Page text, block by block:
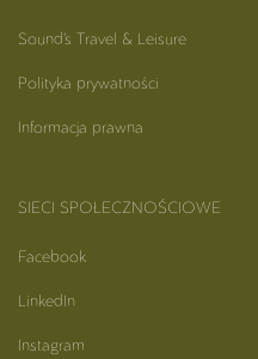
Sound’s Travel & Leisure
Polityka prywatności
Informacja prawna
SIECI SPOŁECZNOŚCIOWE
Facebook
LinkedIn
Instagram